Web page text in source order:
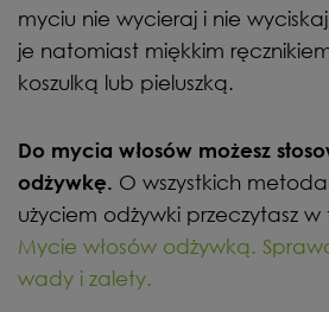
myciu nie wycieraj i nie
je natomiast miękkim
koszulką lub pieluszką.
Do mycia włosów możesz
odżywkę. O wszystkich
użyciem odżywki przeczytasz w
Mycie włosów odżywką.
wady i zalety.